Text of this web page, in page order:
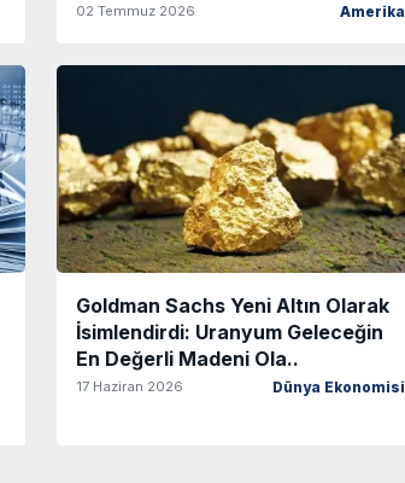
02 Temmuz 2026 Amerika
Goldman Sachs Yeni Altın Olarak
İsimlendirdi: Uranyum Geleceğin
En Değerli Madeni Ola..
17 Haziran 2026 Dünya Ekonomisi